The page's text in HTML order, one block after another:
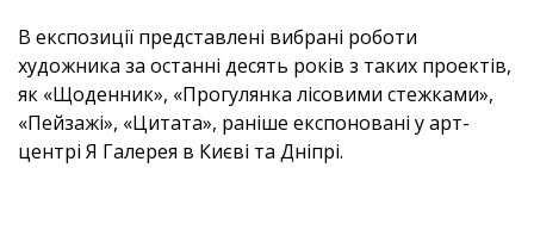
В експозиції представлені вибрані роботи
художника за останні десять років з таких проектів,
як «Щоденник», «Прогулянка лісовими стежками»,
«Пейзажі», «Цитата», раніше експоновані у арт-
центрі Я Галерея в Києві та Дніпрі.